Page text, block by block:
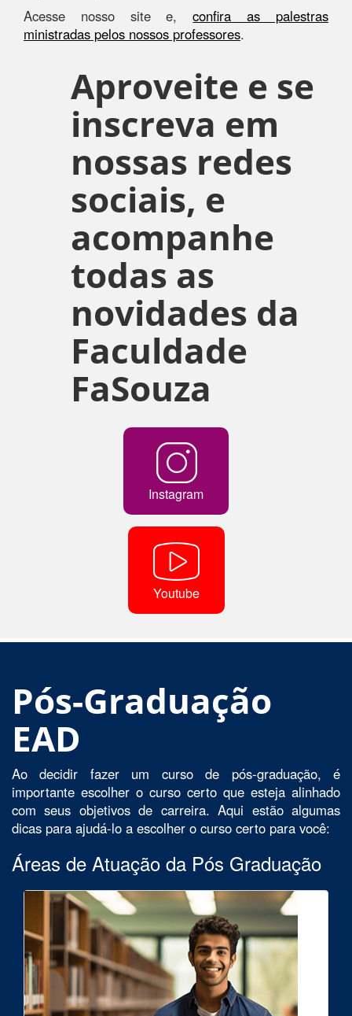
Acesse nosso site e,confira as palestras
ministradas pelos nossos professores.
Aproveite e se
inscreva em
nossas redes
sociais, e
acompanhe
todas as
novidades da
Faculdade
FaSouza
Instagram
Youtube
Pós-Graduação
EAD
Ao decidir fazer um curso de pós-graduação, é
importante escolher o curso certo que esteja alinhado
com seus objetivos de carreira. Aqui estão algumas
dicas para ajudá-lo a escolher o curso certo para você:
Áreas de Atuação da Pós Graduação